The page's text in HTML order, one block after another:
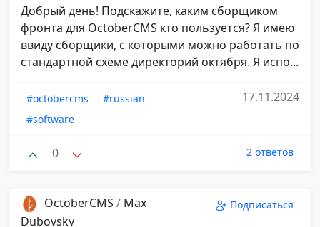
Добрый день! Подскажите, каким сборщиком
фронта для OctoberCMS кто пользуется? Я имею
ввиду сборщики, с которыми можно работать по
стандартной схеме директорий октября. Я испо...
#octobercms
#russian
#software
17.11.2024
0 2 ответов
OctoberCMS / Max
Dubovsky
Подписаться